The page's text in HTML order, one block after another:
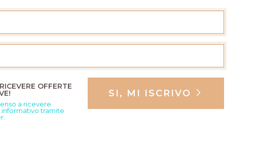
OFFERTE
a ricevere
tramite
SI, MI ISCRIVO